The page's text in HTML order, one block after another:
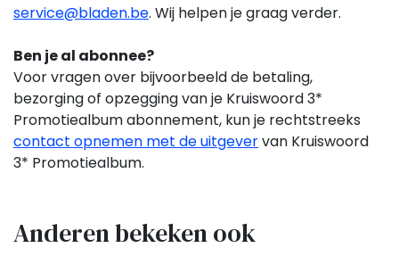
service@bladen.be. Wij helpen je graag verder.
Ben je al abonnee?
Voor vragen over bijvoorbeeld de betaling,
bezorging of opzegging van je Kruiswoord 3*
Promotiealbumabonnement, kun je rechtstreeks
contact opnemen met de uitgevervan Kruiswoord
3* Promotiealbum.
Anderen bekeken ook